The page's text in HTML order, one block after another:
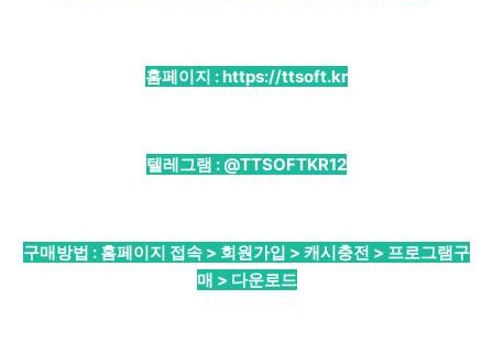
홈페이지 :https://ttsoft.kr
텔레그램 : @TTSOFTKR12
구매방법 : 홈페이지 접속 > 회원가입 > 캐시충전 > 프로그램구
매 > 다운로드